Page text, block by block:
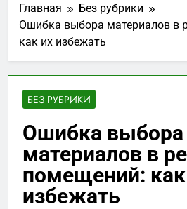
Главная
Без рубрики
Ошибка выбора материалов в
как их избежать
БЕЗ РУБРИКИ
Ошибка выбора
материалов в
помещений:
избежать